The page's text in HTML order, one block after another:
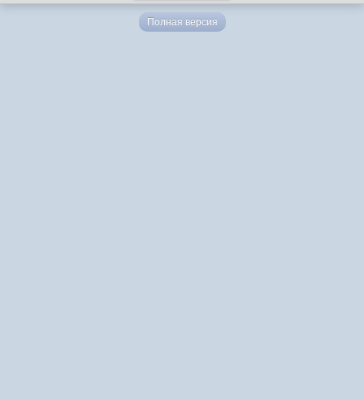
Полная версия